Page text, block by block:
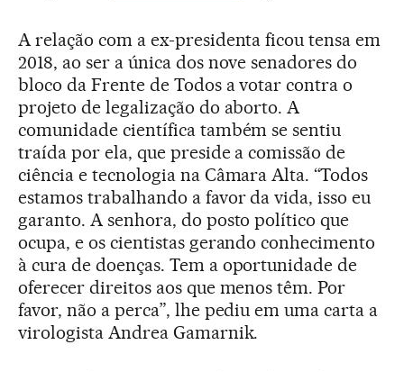
A relação com a ex-presidenta ficou tensa em
2018, ao ser a única dos nove senadores do
bloco da Frente de Todos a votar contra o
projeto de legalização do aborto. A
comunidade científica também se sentiu
traída por ela, que preside a comissão de
ciência e tecnologia na Câmara Alta. “Todos
estamos trabalhando a favor da vida, isso eu
garanto. A senhora, do posto político que
ocupa, e os cientistas gerando conhecimento
à cura de doenças. Tem a oportunidade de
oferecer direitos aos que menos têm. Por
favor, não a perca”, lhe pediu em uma carta a
virologista Andrea Gamarnik.